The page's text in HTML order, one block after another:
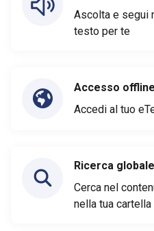
Ascolta e segui
testo per te
Accesso offline
Accedi al tuo
Ricerca globale
Cerca nel
nella tua